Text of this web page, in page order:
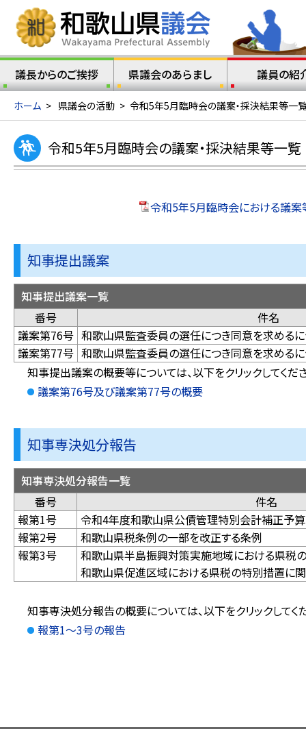
議長からのご挨拶 県議会のあらまし 議員の紹
ホーム > 県議会の活動 > 令和5年5月臨時会の議案・採決結果等一
令和5年5月臨時会の議案・採決結果等一覧
令和5年5月臨時会における議案
知事提出議案
知事提出議案一覧
番号
件名
議案第76号 和歌山県監査委員の選任につ
議案第77号 和歌山県監査委員の選任につき同意を求める
知事提出議案の概要等については、以下をクリックしてく
議案第76号及び議案第77号の概要
知事専決処分報告
知事専決処分報告一覧
番号
件名
報第1号
令和4年度和歌山県公債管理特別会計補正予算
報第2号
和歌山県税条例の一部を改正する条例
報第3号
和歌山県半島振興対策実施地域における県税
和歌山県促進区域における県税の特別措置に
知事専決処分報告の概要については、以下をクリックしてく
報第1～3号の報告